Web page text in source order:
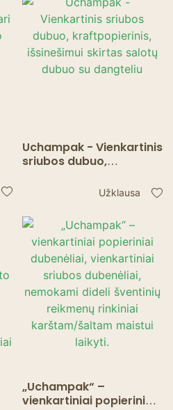
kūdikių dušo reikmenys
Uchampak - Vienkartinis
sriubos dubuo,
išsinešimui skirtas
dangteliu
Užklausa
„Uchampak“ –
vienkartiniai popieriniai